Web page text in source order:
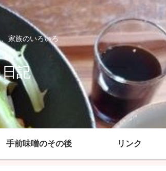
家族のいろいろ
記
手前味噌のその後 リンク